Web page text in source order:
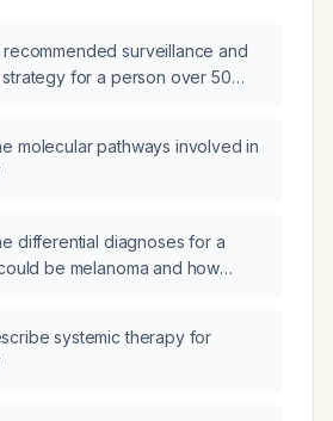
recommended surveillance and
for a person over 50
molecular pathways involved in
differential diagnoses for a
be melanoma and how
systemic therapy for